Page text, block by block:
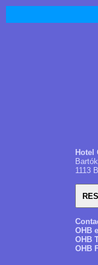
Hotel
1113
OHB
OHB
OHB